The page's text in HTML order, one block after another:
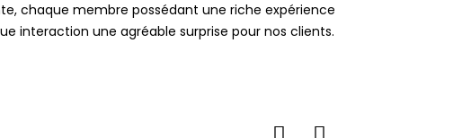
chaque membre possédant une riche expérience
interaction une agréable surprise pour nos clients.